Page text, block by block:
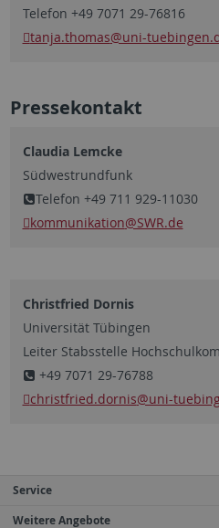
Telefon +49 7071 29-76816
tanja.thomas@uni-
Pressekontakt
Claudia Lemcke
Südwestrundfunk
Telefon +49 711 929-11030
kommunikation@SWR.de
Christfried Dornis
Universität Tübingen
Leiter Stabsstelle
+49 7071 29-76788
christfried.dornis@uni-
Service
Weitere Angebote